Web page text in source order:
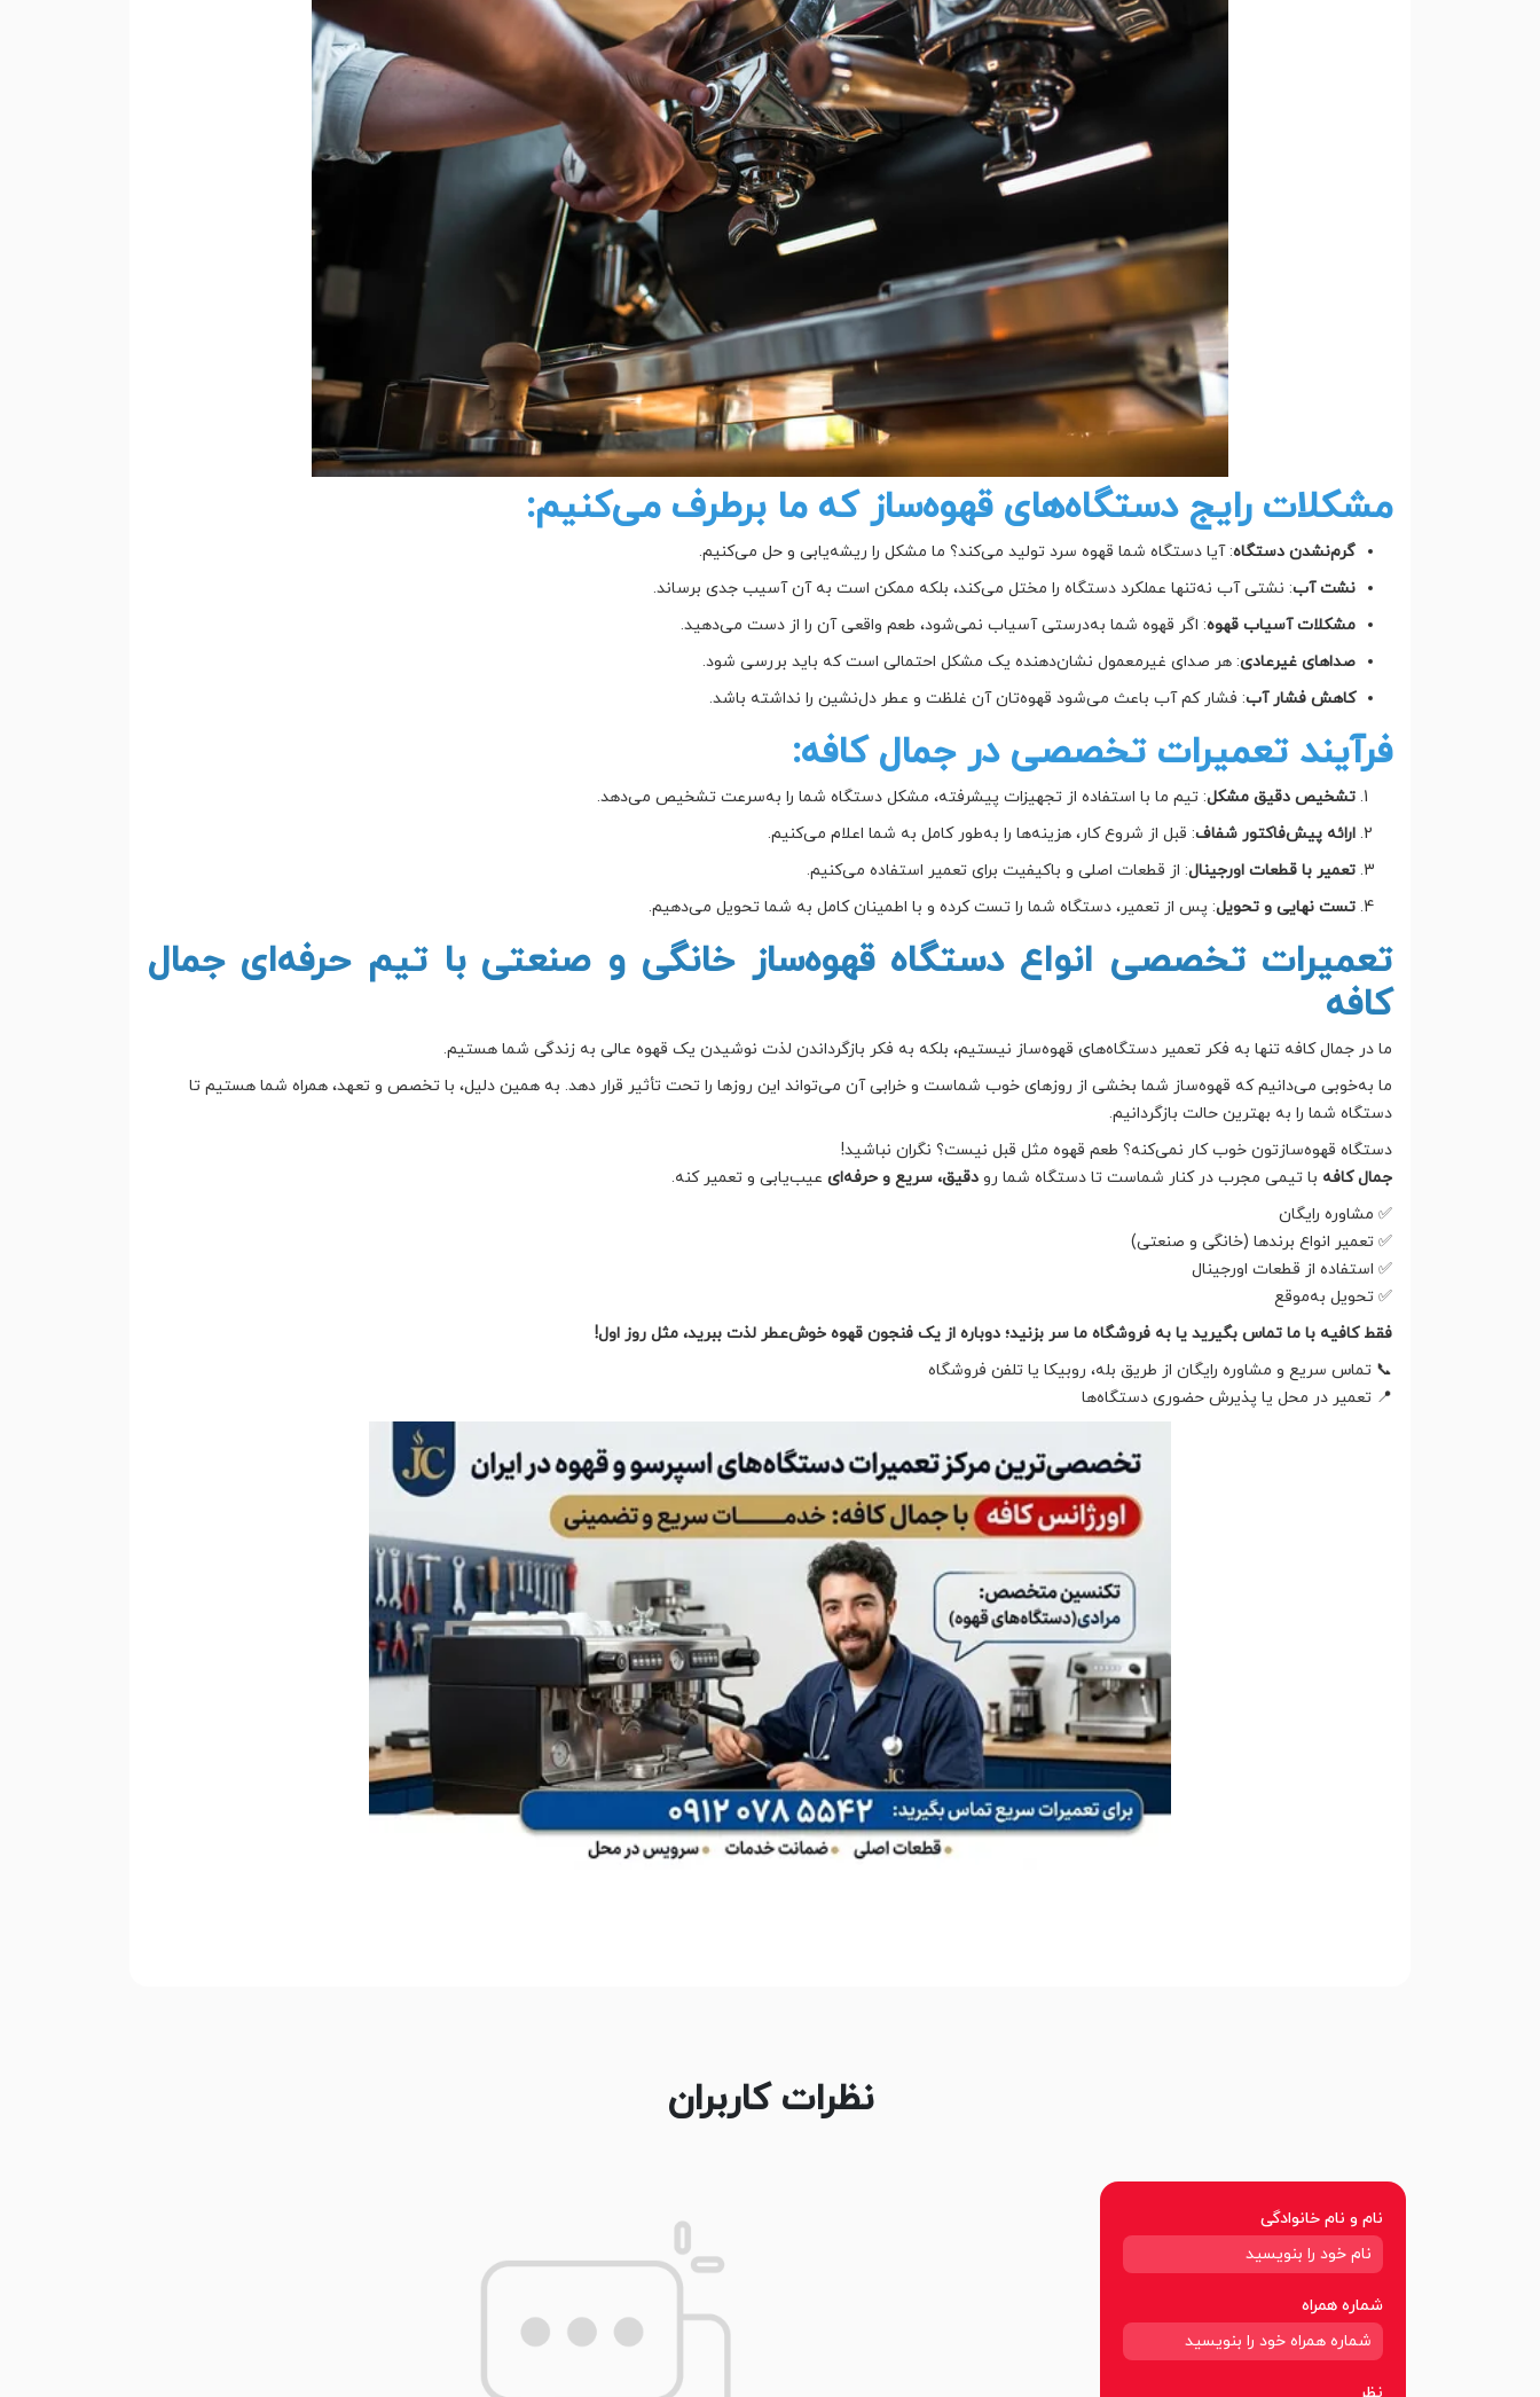
مشکلات رایج دستگاه‌های قهوه‌ساز که ما برطرف می‌کنیم:
گرم‌نشدن دستگاه: آیا دستگاه شما قهوه سرد تولید می‌کند؟ ما مشکل را ریشه‌یابی و حل می‌کنیم.
نشت آب: نشتی آب نه‌تنها عملکرد دستگاه را مختل می‌کند، بلکه ممکن است به آن آسیب جدی برساند.
مشکلات آسیاب قهوه: اگر قهوه شما به‌درستی آسیاب نمی‌شود، طعم واقعی آن را از دست می‌دهید.
صداهای غیرعادی: هر صدای غیرمعمول نشان‌دهنده یک مشکل احتمالی است که باید بررسی شود.
کاهش فشار آب: فشار کم آب باعث می‌شود قهوه‌تان آن غلظت و عطر دل‌نشین را نداشته باشد.
فرآیند تعمیرات تخصصی در جمال کافه:
تشخیص دقیق مشکل: تیم ما با استفاده از تجهیزات پیشرفته، مشکل دستگاه شما را به‌سرعت تشخیص می‌دهد.
ارائه پیش‌فاکتور شفاف: قبل از شروع کار، هزینه‌ها را به‌طور کامل به شما اعلام می‌کنیم.
تعمیر با قطعات اورجینال: از قطعات اصلی و باکیفیت برای تعمیر استفاده می‌کنیم.
تست نهایی و تحویل: پس از تعمیر، دستگاه شما را تست کرده و با اطمینان کامل به شما تحویل می‌دهیم.
تعمیرات تخصصی انواع دستگاه قهوه‌ساز خانگی و صنعتی با تیم حرفه‌ای جمال
کافه
ما در جمال کافه تنها به فکر تعمیر دستگاه‌های قهوه‌ساز نیستیم، بلکه به فکر بازگرداندن لذت نوشیدن یک قهوه عالی به زندگی شما هستیم.
ما به‌خوبی می‌دانیم که قهوه‌ساز شما بخشی از روزهای خوب شماست و خرابی آن می‌تواند این روزها را تحت تأثیر قرار دهد. به همین دلیل، با تخصص و تعهد، همراه شما هستیم تا
دستگاه شما را به بهترین حالت بازگردانیم.
دستگاه قهوه‌سازتون خوب کار نمی‌کنه؟ طعم قهوه مثل قبل نیست؟ نگران نباشید!
جمال کافه با تیمی مجرب در کنار شماست تا دستگاه شما رو دقیق، سریع و حرفه‌ایعیب‌یابی و تعمیر کنه.
✅ مشاوره رایگان
✅ تعمیر انواع برندها (خانگی و صنعتی)
✅ استفاده از قطعات اورجینال
✅ تحویل به‌موقع
فقط کافیه با ما تماس بگیرید یا به فروشگاه ما سر بزنید؛ دوباره از یک فنجون قهوه خوش‌عطر لذت ببرید، مثل روز اول!
📞 تماس سریع و مشاوره رایگان از طریق بله، روبیکا یا تلفن فروشگاه
📍 تعمیر در محل یا پذیرش حضوری دستگاه‌ها
نظرات کاربران
نام و نام خانوادگی
شماره همراه
نظر